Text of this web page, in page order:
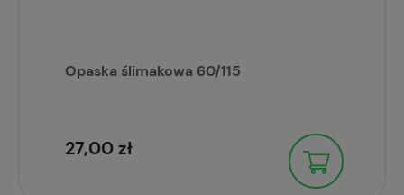
Opaska ślimakowa 60/115
27,00 zł